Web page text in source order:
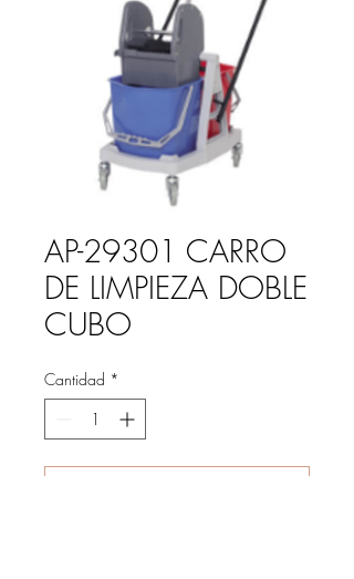
AP-29301 CARRO
DE LIMPIEZA DOBLE
CUBO
Cantidad *